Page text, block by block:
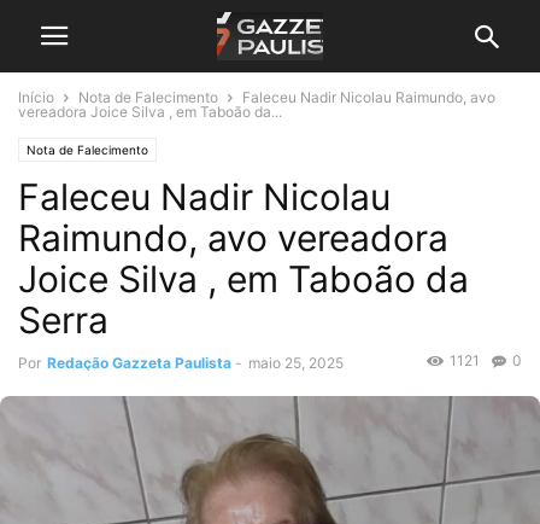
Início Nota de Falecimento
Faleceu Nadir Nicolau Raimundo, avo
vereadora Joice Silva , em Taboão da...
Nota de Falecimento
Faleceu Nadir Nicolau
Raimundo, avo vereadora
Joice Silva , em Taboão da
Serra
Por Redação Gazzeta Paulista - maio 25, 2025 0
1121